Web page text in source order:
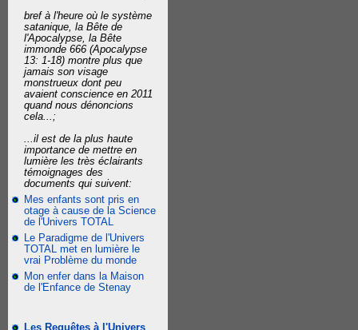
bref à l'heure où le système
satanique, la Bête de
l'Apocalypse, la Bête
immonde 666 (Apocalypse
13: 1-18) montre plus que
jamais son visage
monstrueux dont peu
avaient conscience en 2011
quand nous dénoncions
cela...;
...il est de la plus haute
importance de mettre en
lumière les très éclairants
témoignages des
documents qui suivent:
Mes enfants sont pris en
otage à cause de la Science
de l'Univers TOTAL
Le Paradigme de l'Univers
TOTAL met en lumière le
vrai Problème du monde
Mon enfer dans la Maison
de l'Enfance de Stenay
Les Requêtes à l'Univers